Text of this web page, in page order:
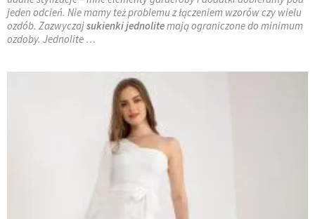
jeden odcień. Nie mamy też problemu z łączeniem wzorów czy wielu
ozdób. Zazwyczajsukienki jednolitemają ograniczone do minimum
ozdoby. Jednolite …